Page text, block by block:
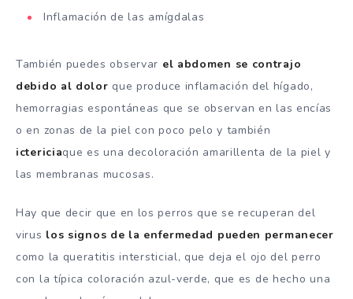
Inflamación de las amígdalas
También puedes observar el abdomen se contrajo
debido al dolor que produce inflamación del hígado,
hemorragias espontáneas que se observan en las encías
o en zonas de la piel con poco pelo y también
ictericiaque es una decoloración amarillenta de la piel y
las membranas mucosas.
Hay que decir que en los perros que se recuperan del
virus los signos de la enfermedad pueden permanecer
como la queratitis intersticial, que deja el ojo del perro
con la típica coloración azul-verde, que es de hecho una